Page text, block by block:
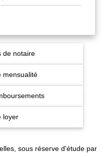
de notaire
mensualité
loyer
sous réserve d'étude par